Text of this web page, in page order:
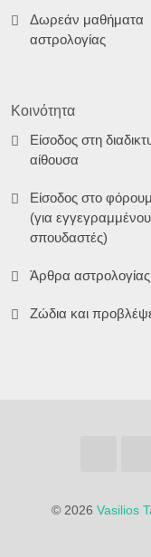
Δωρεάν μαθήματα
αστρολογίας
Κοινότητα
Είσοδος στη
αίθουσα
Είσοδος στο φόρουμ
(για
σπουδαστές)
Άρθρα αστρολογίας
Ζώδια και
© 2026 Vasilios